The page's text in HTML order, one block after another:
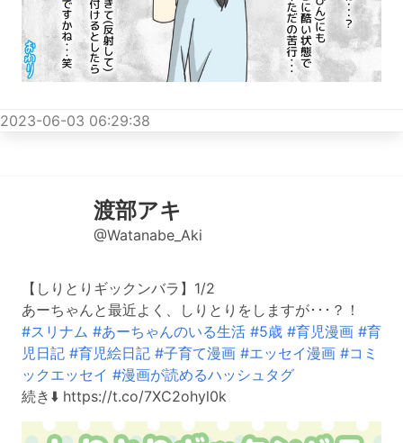
2023-06-03 06:29:38
渡部アキ
@Watanabe_Aki
【しりとりギックンバラ】1/2
あーちゃんと最近よく、しりとりをしますが･･･？！
#スリナム #あーちゃんのいる生活 #5歳 #育児漫画 #育
児日記 #育児絵日記 #子育て漫画 #エッセイ漫画 #コミ
ックエッセイ #漫画が読めるハッシュタグ
続き⬇️ https://t.co/7XC2ohyl0k